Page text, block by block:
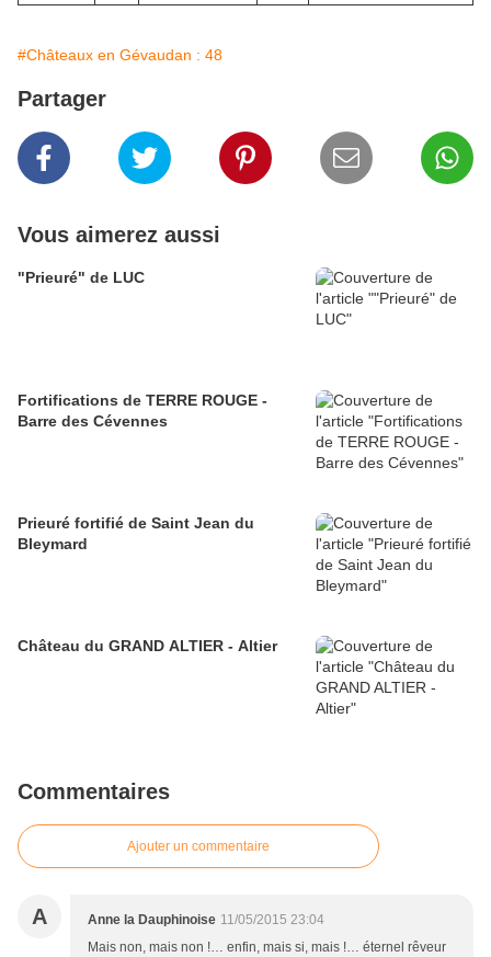
#Châteaux en Gévaudan : 48
Partager
Vous aimerez aussi
"Prieuré" de LUC
Fortifications de TERRE ROUGE -
Barre des Cévennes
Prieuré fortifié de Saint Jean du
Bleymard
Château du GRAND ALTIER - Altier
Commentaires
Ajouter un commentaire
A Anne la Dauphinoise 11/05/2015 23:04
Mais non, mais non !… enfin, mais si, mais !… éternel rêveur